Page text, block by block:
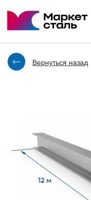
Вернуться назад